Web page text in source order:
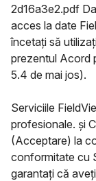
2d16a3e2.pdf
acces la date
încetați să
prezentul Acord
5.4 de mai jos).
Serviciile
profesionale. și
(Acceptare) la
conformitate cu
garantați că